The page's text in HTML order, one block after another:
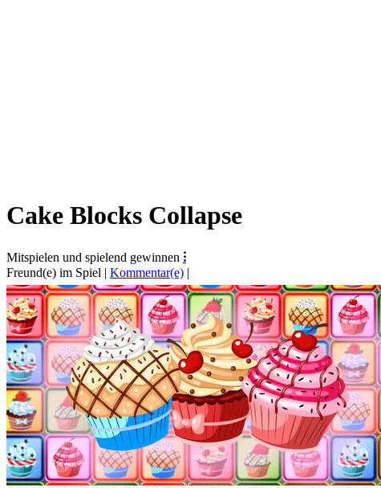
Cake Blocks Collapse
Mitspielen und spielend gewinnen ⁝
Freund(e) im Spiel | Kommentar(e) |